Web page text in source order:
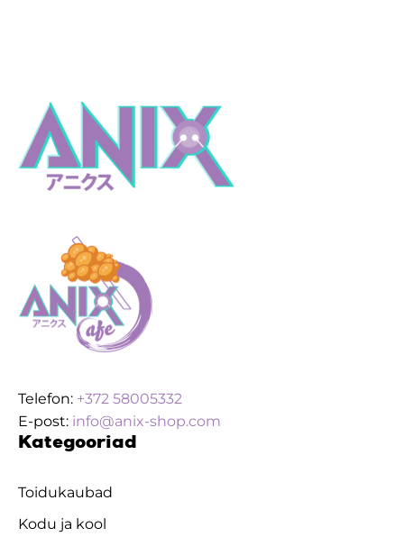
Telefon: +372 58005332
E-post: info@anix-shop.com
Kategooriad
Toidukaubad
Kodu ja kool